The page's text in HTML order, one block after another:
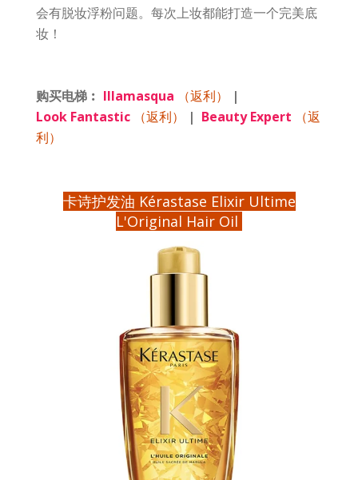
会有脱妆浮粉问题。每次上妆都能打造一个完美底
妆！
购买电梯︰ Illamasqua （返利）
|
Look Fantastic
（返利） | Beauty Expert
（返
利）
卡诗护发油 Kérastase Elixir Ultime
L'Original Hair Oil